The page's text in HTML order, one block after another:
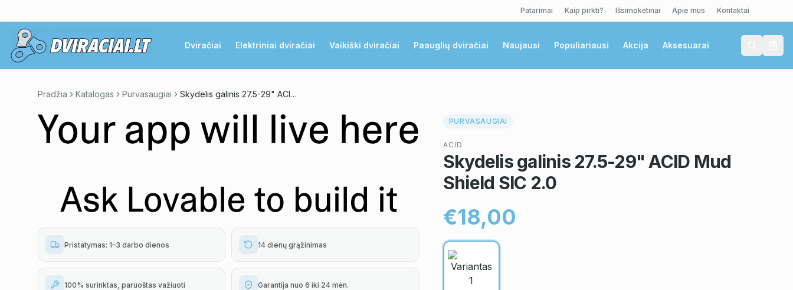
Patarimai Kaip pirkti? Išsimokėtinai Apie mus Kontaktai
Dviračiai Elektriniai dviračiai Vaikiški dviračiai Paauglių dviračiai Naujausi Populiariausi Akcija Aksesuarai
Pradžia Katalogas Purvasaugiai Skydelis galinis 27.5-29" ACID Mud Shield SIC 2.0
Pristatymas: 1–3 darbo dienos 14 dienų grąžinimas
100% surinktas, paruoštas važiuoti Garantija nuo 6 iki 24 mėn.
PURVASAUGIAI
ACID
Skydelis galinis 27.5-29" ACID Mud
Shield SIC 2.0
€18,00